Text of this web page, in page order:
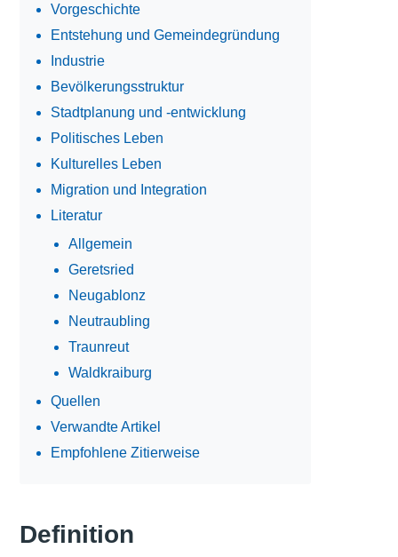
Vorgeschichte
Entstehung und Gemeindegründung
Industrie
Bevölkerungsstruktur
Stadtplanung und -entwicklung
Politisches Leben
Kulturelles Leben
Migration und Integration
Literatur
Allgemein
Geretsried
Neugablonz
Neutraubling
Traunreut
Waldkraiburg
Quellen
Verwandte Artikel
Empfohlene Zitierweise
Definition